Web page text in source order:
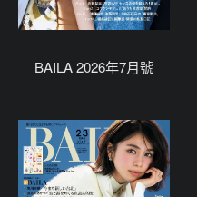
BAILA 2026年7月號